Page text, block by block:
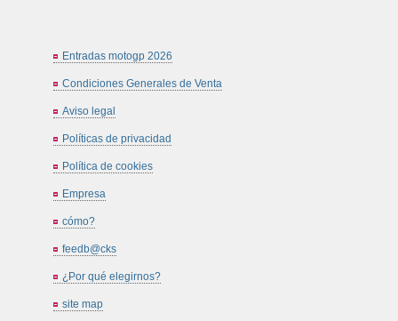
Entradas motogp 2026
Condiciones Generales de Venta
Aviso legal
Políticas de privacidad
Política de cookies
Empresa
cómo?
feedb@cks
¿Por qué elegirnos?
site map